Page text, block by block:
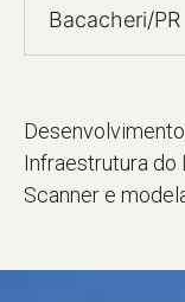
Bacacheri/PR
Infraestrutura do
Scanner e